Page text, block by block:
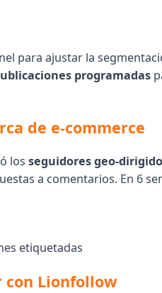
para ajustar la
programadas
de e-commerce
los seguidores geo-
a comentarios. En 6
etiquetadas
con Lionfollow